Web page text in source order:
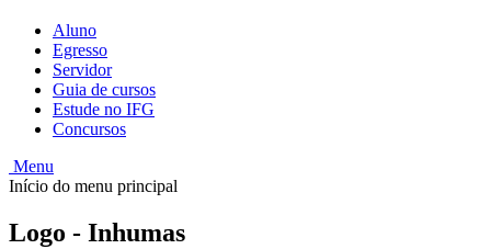
Aluno
Egresso
Servidor
Guia de cursos
Estude no IFG
Concursos
Menu
Início do menu principal
Logo - Inhumas